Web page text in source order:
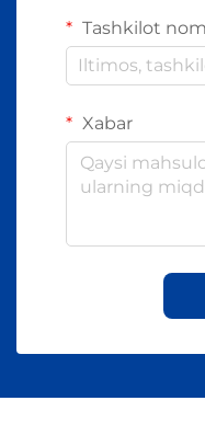
Tashkilot
Xabar